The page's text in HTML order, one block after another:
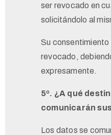
ser revocado en
solicitándolo al
Su
revocado,
expresamente.
5º. ¿A qué
comunicarán
Los datos se